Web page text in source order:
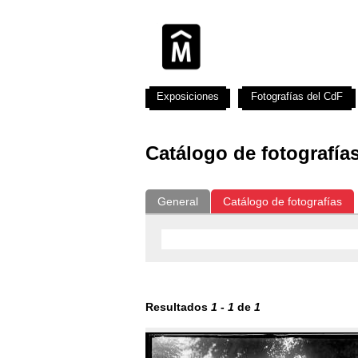
Catálogo de
General Catálogo de fotografías
Resultados 1 - 1 de 1
Exposiciones Fotografías del CdF